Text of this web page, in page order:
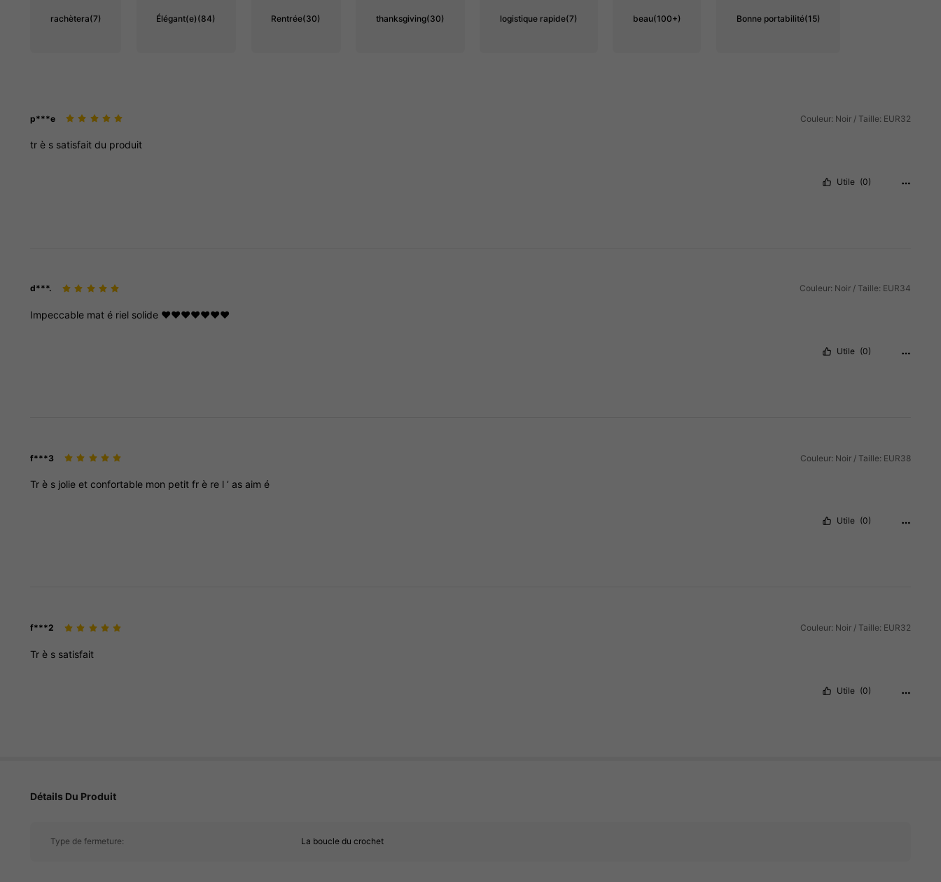
rachètera(7) Élégant(e)(84) Rentrée(30) thanksgiving(30) logistique rapide(7) beau(100+) Bonne portabilité(15)
p***e Couleur: Noir / Taille: EUR32
tr è s satisfait du produit
Utile (0)
d***. Couleur: Noir / Taille: EUR34
Impeccable mat é riel solide ♥️♥️♥️♥️♥️♥️♥️
Utile (0)
f***3 Couleur: Noir / Taille: EUR38
Tr è s jolie et confortable mon petit fr è re l ’ as aim é
Utile (0)
f***2 Couleur: Noir / Taille: EUR32
Tr è s satisfait
Utile (0)
Détails Du Produit
Type de fermeture: La boucle du crochet